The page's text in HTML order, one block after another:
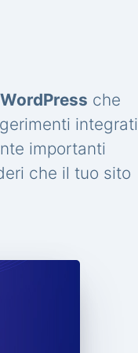
che
integrati
importanti
che il tuo sito